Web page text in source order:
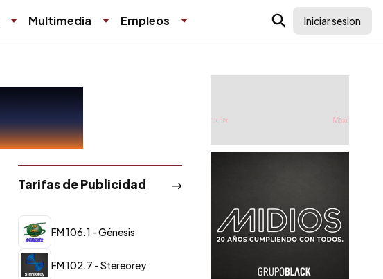
Multimedia Empleos Iniciar sesion
Tarifas de Publicidad
FM 106.1 - Génesis
FM 102.7 - Stereorey